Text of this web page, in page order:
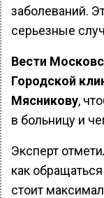
заболеваний.
серьезные
Вести
Городской
Мясникову,
в больницу и
Эксперт
как
стоит